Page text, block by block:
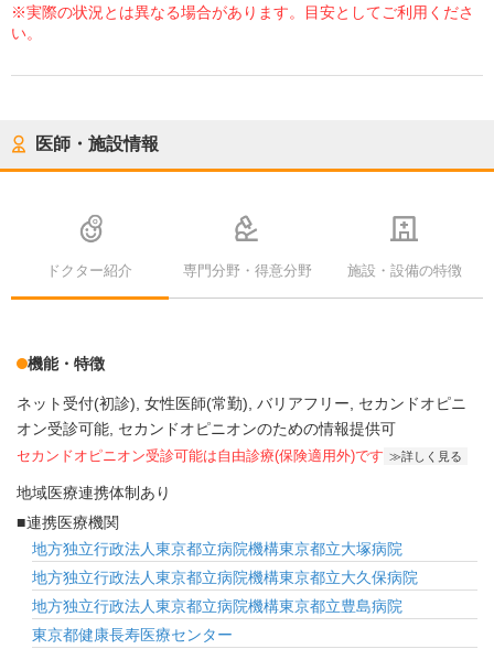
※実際の状況とは異なる場合があります。目安としてご利用くださ
い。
医師・施設情報
ドクター紹介 専門分野・得意分野 施設・設備の特徴
機能・特徴
ネット受付(初診) 女性医師(常勤) バリアフリー
セカンドオピニ
オン受診可能 セカンドオピニオンのための情報提供可
セカンドオピニオン受診可能は自由診療(保険適用外)です 詳しく見る
地域医療連携体制あり
連携医療機関
地方独立行政法人東京都立病院機構東京都立大塚病院
地方独立行政法人東京都立病院機構東京都立大久保病院
地方独立行政法人東京都立病院機構東京都立豊島病院
東京都健康長寿医療センター